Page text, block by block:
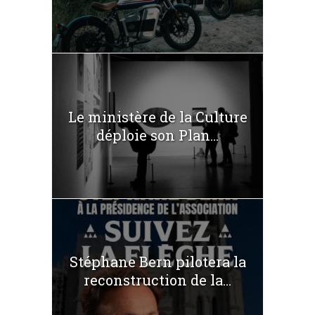
Le ministère de la Culture
déploie son Plan...
Stéphane Bern pilotera la
reconstruction de la...